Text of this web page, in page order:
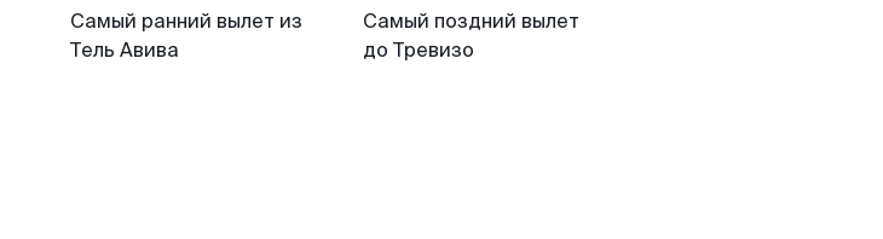
Самый ранний вылет из
Тель Авива
Самый поздний вылет
до Тревизо